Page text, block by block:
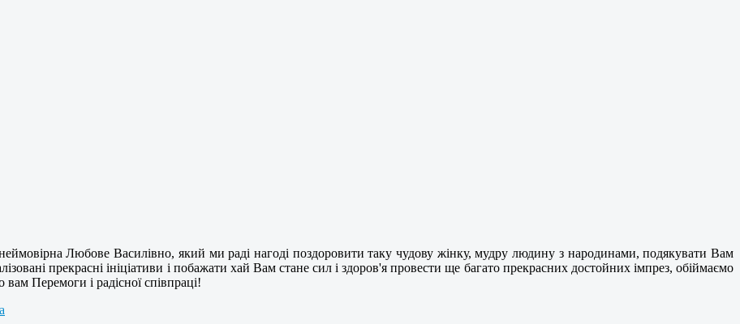
Любове Василівно, який ми раді нагоді поздоровити таку чудову жінку, мудру людину з народинами, подякувати Вам
прекрасні ініціативи і побажати хай Вам стане сил і здоров'я провести ще багато прекрасних достойних імпрез, обіймаємо
вам Перемоги і радісної співпраці!